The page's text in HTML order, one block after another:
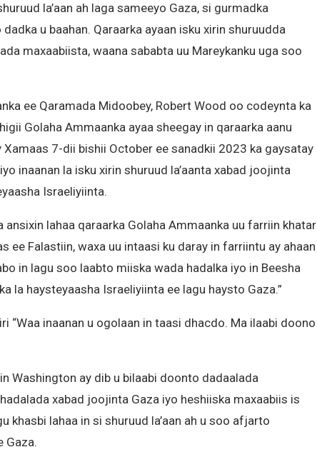
la’aan ah laga sameeyo Gaza, si gurmadka
u baahan. Qaraarka ayaan isku xirin shuruudda
maxaabiista, waana sababta uu Mareykanku uga soo
ee Qaramada Midoobey, Robert Wood oo codeynta ka
Golaha Ammaanka ayaa sheegay in qaraarka aanu
Xamaas 7-dii bishii October ee sanadkii 2023 ka gaysatay
inaanan la isku xirin shuruud la’aanta xabad joojinta
Israeliyiinta.
ansixin lahaa qaraarka Golaha Ammaanka uu farriin khatar
ee Falastiin, waxa uu intaasi ku daray in farriintu ay ahaan
in lagu soo laabto miiska wada hadalka iyo in Beesha
la haysteyaasha Israeliyiinta ee lagu haysto Gaza.”
“Waa inaanan u ogolaan in taasi dhacdo. Ma ilaabi doono
Washington ay dib u bilaabi doonto dadaalada
xabad joojinta Gaza iyo heshiiska maxaabiis is
khasbi lahaa in si shuruud la’aan ah u soo afjarto
Gaza.